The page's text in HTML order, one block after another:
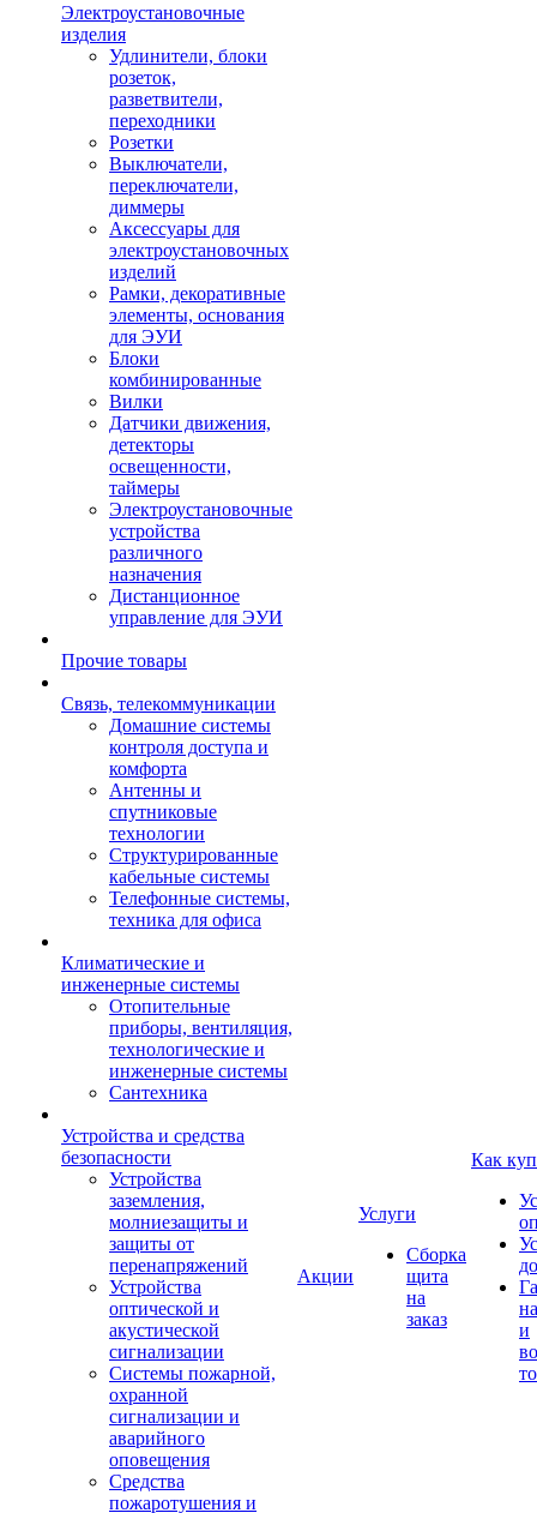
Электроустановочные
изделия
Удлинители, блоки
розеток,
разветвители,
переходники
Розетки
Выключатели,
переключатели,
диммеры
Аксессуары для
электроустановочных
изделий
Рамки, декоративные
элементы, основания
для ЭУИ
Блоки
комбинированные
Вилки
Датчики движения,
детекторы
освещенности,
таймеры
Электроустановочные
устройства
различного
назначения
Дистанционное
управление для ЭУИ
Прочие товары
Связь, телекоммуникации
Домашние системы
контроля доступа и
комфорта
Антенны и
спутниковые
технологии
Структурированные
кабельные системы
Телефонные системы,
техника для офиса
Климатические и
инженерные системы
Отопительные
приборы, вентиляция,
технологические и
инженерные системы
Сантехника
Устройства и средства
безопасности
Устройства
заземления,
молниезащиты и
защиты от
перенапряжений
Устройства
оптической и
акустической
сигнализации
Системы пожарной,
охранной
сигнализации и
аварийного
оповещения
Средства
пожаротушения и
Акции
Услуги
Сборка
щита
на
заказ
Как
и